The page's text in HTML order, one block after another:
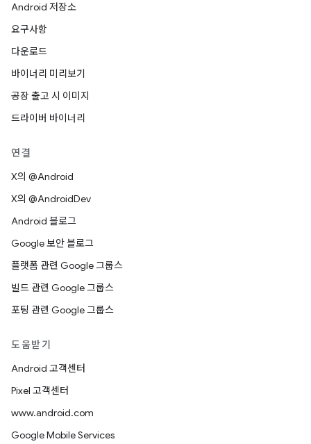
Android 저장소
요구사항
다운로드
바이너리 미리보기
공장 출고 시 이미지
드라이버 바이너리
연결
X의 @Android
X의 @AndroidDev
Android 블로그
Google 보안 블로그
플랫폼 관련 Google 그룹스
빌드 관련 Google 그룹스
포팅 관련 Google 그룹스
도움받기
Android 고객센터
Pixel 고객센터
www.android.com
Google Mobile Services